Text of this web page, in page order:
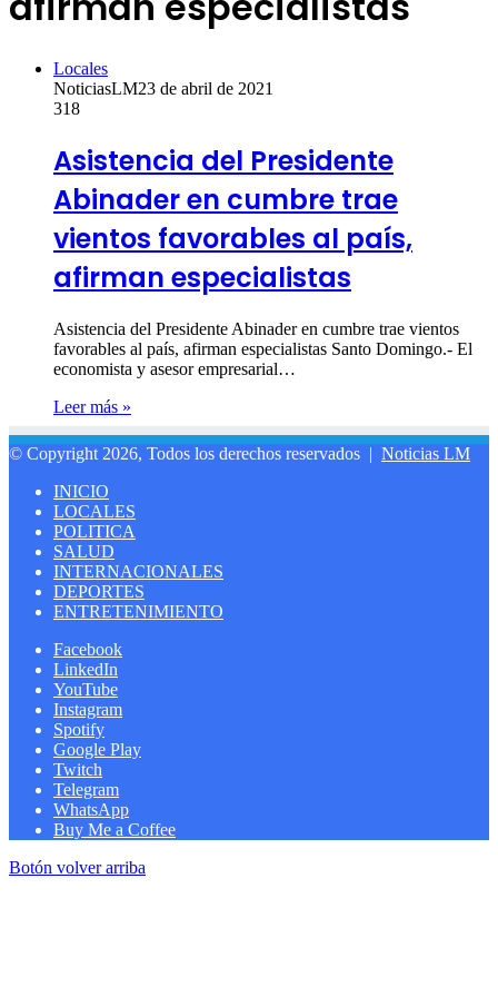
Locales
NoticiasLM23 de abril de 2021
318
Asistencia del Presidente
Abinader en cumbre trae
vientos favorables al país,
afirman especialistas
Asistencia del Presidente Abinader en cumbre trae vientos
favorables al país, afirman especialistas Santo Domingo.- El
economista y asesor empresarial…
Leer más »
© Copyright 2026, Todos los derechos reservados | Noticias LM
INICIO
LOCALES
POLITICA
SALUD
INTERNACIONALES
DEPORTES
ENTRETENIMIENTO
Facebook
LinkedIn
YouTube
Instagram
Spotify
Google Play
Twitch
Telegram
WhatsApp
Buy Me a Coffee
Botón volver arriba